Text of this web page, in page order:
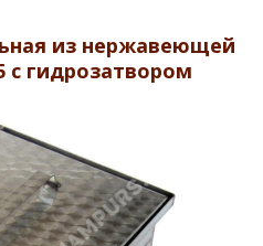
из нержавеющей
с гидрозатвором